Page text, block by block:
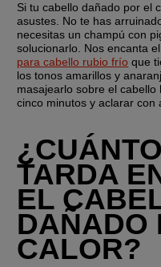
Si tu cabello dañado por el
asustes. No te has
necesitas un champú con
solucionarlo. Nos encanta
para cabello rubio frío que
los tonos amarillos y
masajearlo sobre el
cinco minutos y aclarar con
TARDA
EL
DAÑADO
CALOR?